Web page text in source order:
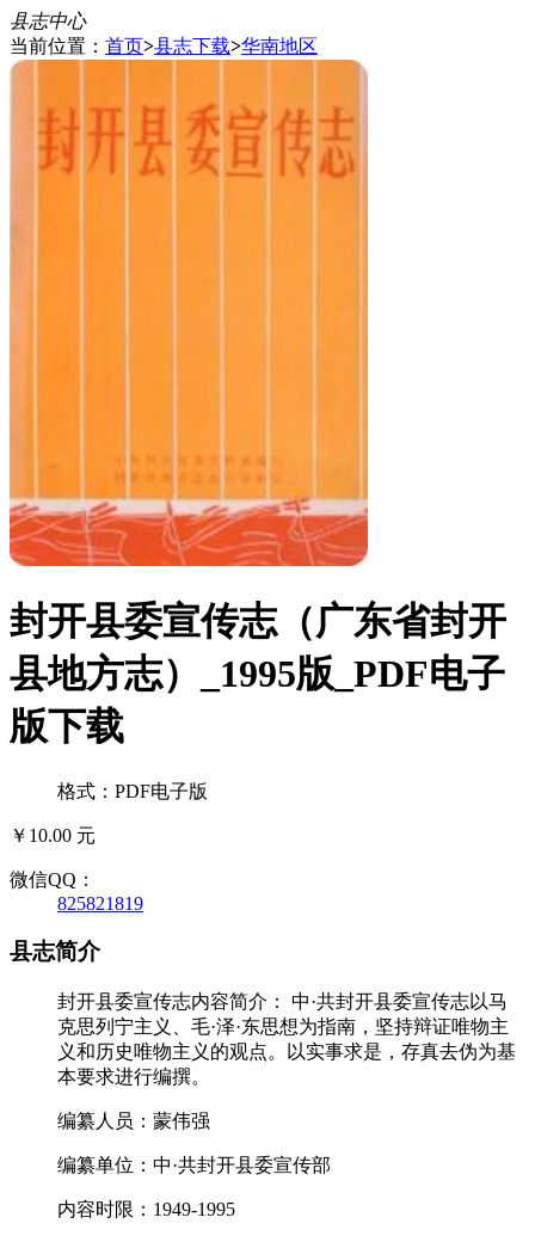
县志中心
当前位置： 首页>县志下载>华南地区
封开县委宣传志（广东省封开
县地方志）_1995版_PDF电子
版下载
格式：PDF电子版
￥10.00 元
微信QQ：
825821819
县志简介
封开县委宣传志内容简介： 中·共封开县委宣传志以马
克思列宁主义、毛·泽·东思想为指南，坚持辩证唯物主
义和历史唯物主义的观点。以实事求是，存真去伪为基
本要求进行编撰。
编纂人员：蒙伟强
编纂单位：中·共封开县委宣传部
内容时限：1949-1995